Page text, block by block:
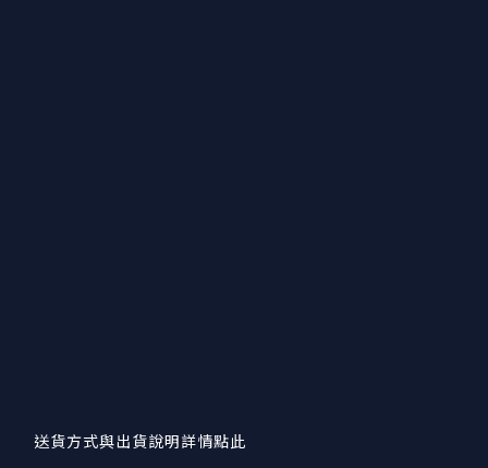
送貨方式與出貨說明詳情點此